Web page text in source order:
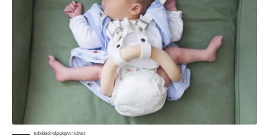
Bebeklerde Kalça Çıkığı Ve Tedavisi